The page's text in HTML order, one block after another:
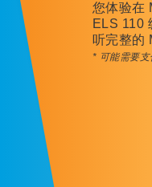
您体验在
ELS 110
听完整的
* 可能需要支